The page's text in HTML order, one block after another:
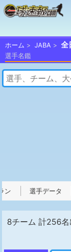
ホーム JABA 全
選手名鑑
ン 選手データ
8チーム 計256